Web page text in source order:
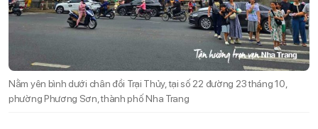
Nằm yên bình dưới chân đồi Trại Thủy, tại số 22 đường 23 tháng 10,
phường Phương Sơn, thành phố Nha Trang